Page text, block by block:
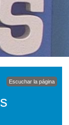
Escuchar la página